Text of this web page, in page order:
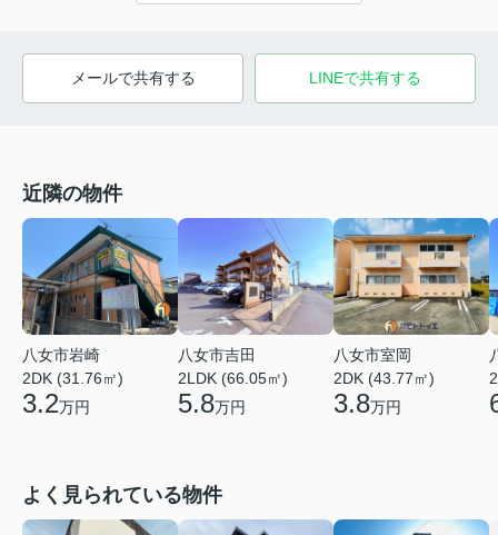
メールで共有する LINEで共有する
近隣の物件
八女市岩崎
2DK (31.76㎡)
3.2万円
八女市吉田
2LDK (66.05㎡)
5.8万円
八女市室岡
2DK (43.77㎡)
3.8万円
よく見られている物件